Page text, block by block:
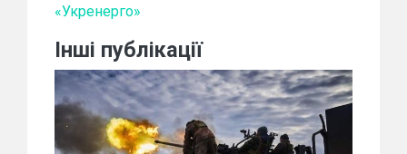
«Укренерго»
Інші публікації